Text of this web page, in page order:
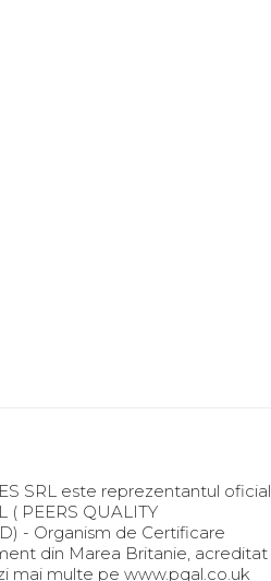
SRL este reprezentantul oficial
( PEERS QUALITY
- Organism de Certificare
din Marea Britanie, acreditat
mai multe pe www.pqal.co.uk